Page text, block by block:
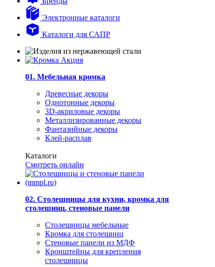
Электронные каталоги
Каталоги для САПР
01. Мебельная кромка
Древесные декоры
Однотонные декоры
3D-акриловые декоры
Металлизированные декоры
Фантазийные декоры
Клей-расплав
Каталоги
Смотреть онлайн
02. Столешницы для кухни, кромка для
столешниц, стеновые панели
Столешницы мебельные
Кромка для столешниц
Стеновые панели из МДФ
Кронштейны для крепления
столешницы